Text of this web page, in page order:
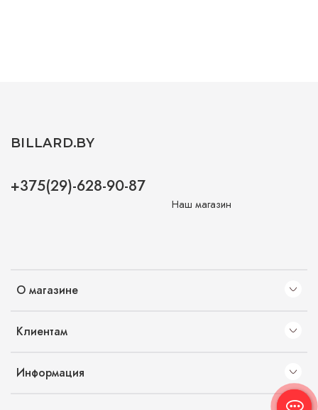
О магазине
Клиентам
Информация
BILLARD.BY
+375(29)-628-90-87
Наш магазин